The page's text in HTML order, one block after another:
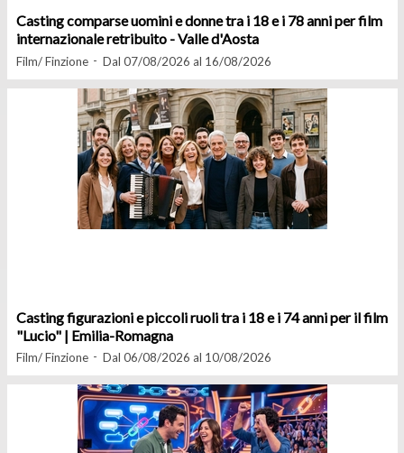
Casting comparse uomini e donne tra i 18 e i 78 anni per film
internazionale retribuito - Valle d'Aosta
Film/ Finzione Dal 07/08/2026 al 16/08/2026
Casting figurazioni e piccoli ruoli tra i 18 e i 74 anni per il film
"Lucio" | Emilia-Romagna
Film/ Finzione Dal 06/08/2026 al 10/08/2026